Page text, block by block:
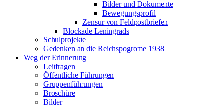
Bilder und Dokumente
Bewegungsprofil
Zensur von Feldpostbriefen
Blockade Leningrads
Schulprojekte
Gedenken an die Reichspogrome 1938
Weg der Erinnerung
Leitfragen
Öffentliche Führungen
Gruppenführungen
Broschüre
Bilder